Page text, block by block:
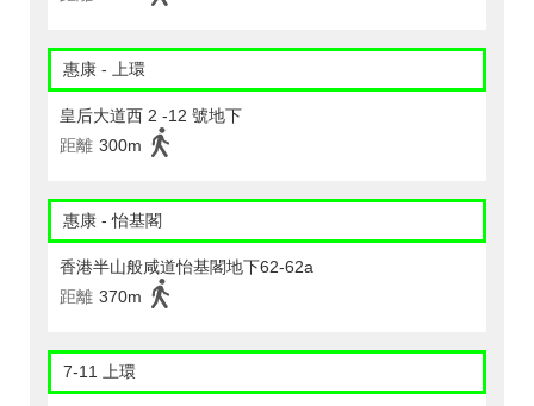
惠康 - 上環
皇后大道西 2 -12 號地下
距離 300m
惠康 - 怡基閣
香港半山般咸道怡基閣地下62-62a
距離 370m
7-11 上環